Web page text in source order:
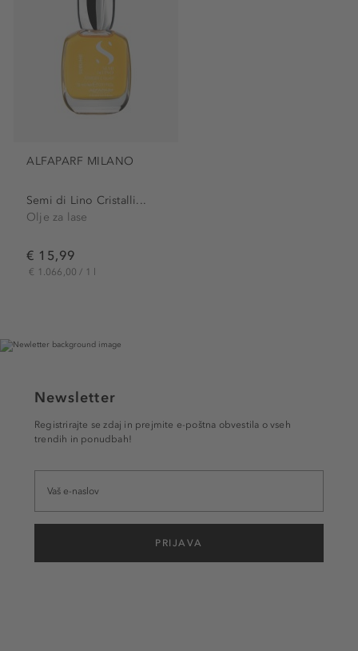
ALFAPARF MILANO
Semi di Lino Cristalli...
Olje za lase
€ 15,99
€ 1.066,00 / 1 l
Newsletter
Registrirajte se zdaj in prejmite e-poštna obvestila o vseh
trendih in ponudbah!
PRIJAVA